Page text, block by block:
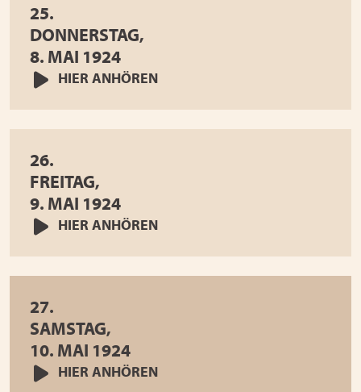
25.
DONNERSTAG,
8. MAI 1924
HIER ANHÖREN
26.
FREITAG,
9. MAI 1924
HIER ANHÖREN
27.
SAMSTAG,
10. MAI 1924
HIER ANHÖREN